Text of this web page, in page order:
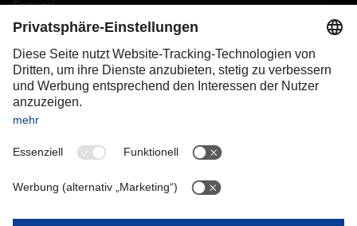
Portugal
Romania
Slovakia
Spain
Sweden
Switzerland
OCEANIA